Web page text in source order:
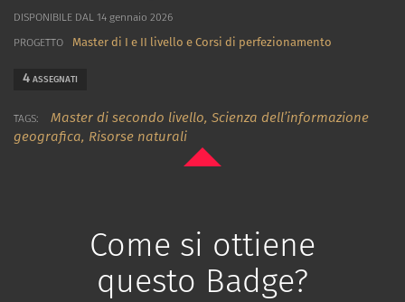
DISPONIBILE DAL 14 gennaio 2026
PROGETTO
Master di I e II livello e Corsi di perfezionamento
4 ASSEGNATI
TAGS: Master di secondo livello, Scienza dell’informazione
geografica, Risorse naturali
Come si ottiene
questo Badge?